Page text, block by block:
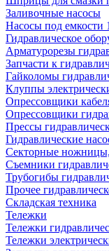
Заливочные насосы
Насосы под емкости
Гидравлическое
Арматурорезы
Запчасти к
Гайколомы
Клуппы
Опрессовщики
Опрессовщики
Прессы
Гидравлические
Секторные ножницы,
Съемники
Трубогибы
Прочее
Складская техника
Тележки
Тележки
Тележки